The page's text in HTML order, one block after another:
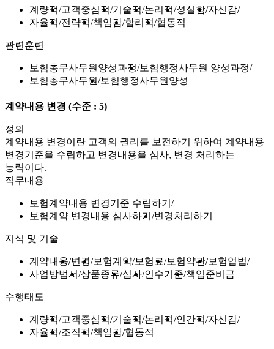
계량적 고객중심적 기술적 논리적 성실함 자신감
자율적 전략적 책임감 합리적 협동적
관련훈련
보험총무사무원양성과정 보험행정사무원 양성과정
보험총무사무원 보험행정사무원양성
계약내용 변경 (수준 : 5)
정의
계약내용 변경이란 고객의 권리를 보전하기 위하여 계약내용
변경기준을 수립하고 변경내용을 심사, 변경 처리하는
능력이다.
직무내용
보험계약내용 변경기준 수립하기
보험계약 변경내용 심사하기
변경처리하기
지식 및 기술
계약내용 변경 보험계약 보험료 보험약관 보험업법
사업방법서 상품종류 심사 인수기준 책임준비금
수행태도
계량적 고객중심적 기술적 논리적 인간적 자신감
자율적 조직적 책임감 협동적